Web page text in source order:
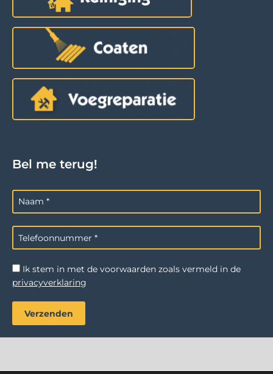
Bel me terug!
Ik stem in met de voorwaarden zoals vermeld in de
privacyverklaring